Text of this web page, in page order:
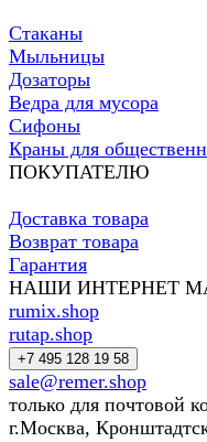
Стаканы
Мыльницы
Дозаторы
Ведра для мусора
Сифоны
Краны для
ПОКУПАТЕЛЮ
Доставка товара
Возврат товара
Гарантия
НАШИ ИНТЕРНЕТ
rumix.shop
rutap.shop
+7 495 128 19 58
sale@remer.shop
только для почтовой
г.Москва,